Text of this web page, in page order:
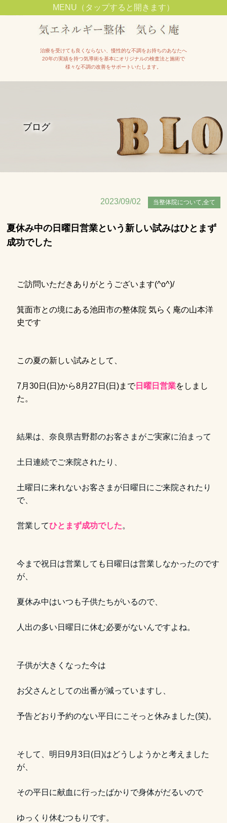
治療を受けても良くならない、慢性的な不調をお持ちのあなたへ
20年の実績を持つ気導術を基本にオリジナルの検査法と施術で
様々な不調の改善をサポートいたします。
ブログ
2023/09/02 当整体院について,全て
夏休み中の日曜日営業という新しい試みはひとまず
成功でした
ご訪問いただきありがとうございます(^o^)/
箕面市との境にある池田市の整体院 気らく庵の山本洋
史です
この夏の新しい試みとして、
7月30日(日)から8月27日(日)まで日曜日営業をしまし
た。
結果は、奈良県吉野郡のお客さまがご実家に泊まって
土日連続でご来院されたり、
土曜日に来れないお客さまが日曜日にご来院されたり
で、
営業してひとまず成功でした。
今まで祝日は営業しても日曜日は営業しなかったのです
が、
夏休み中はいつも子供たちがいるので、
人出の多い日曜日に休む必要がないんですよね。
子供が大きくなった今は
お父さんとしての出番が減っていますし、
予告どおり予約のない平日にこそっと休みました(笑)。
そして、明日9月3日(日)はどうしようかと考えました
が、
その平日に献血に行ったばかりで身体がだるいので
ゆっくり休むつもりです。
MENU（タップすると開きます）